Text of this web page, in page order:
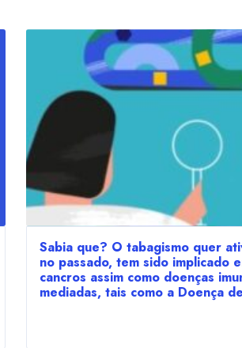
Sabia que? O tabagismo quer
no passado, tem sido implicado
cancros assim como doenças
mediadas, tais como a Doença